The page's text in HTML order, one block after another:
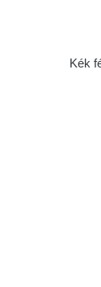
Kék